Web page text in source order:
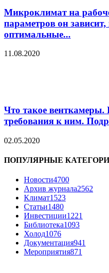
Микроклимат на
параметров он зависит,
оптимальные...
11.08.2020
Что такое
требования к ним.
02.05.2020
ПОПУЛЯРНЫЕ
Новости4700
Архив журнала2562
Климат1523
Статьи1480
Инвестиции1221
Библиотека1093
Холод1076
Документация941
Мероприятия871